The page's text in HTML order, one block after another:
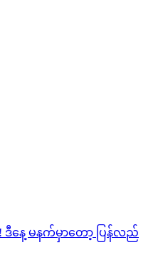
ဒီနေ့ မနက်မှာတော့ ပြန်လည်